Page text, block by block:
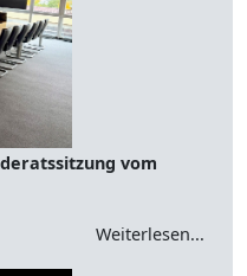
vom
Weiterlesen...